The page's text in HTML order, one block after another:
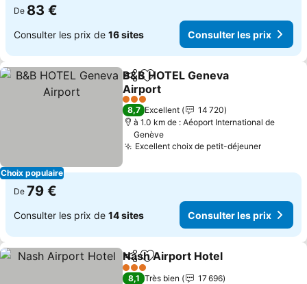
De 83 €
Consulter les prix de 16 sites Consulter les prix
Choix populaire
PartagerAjouter à mes favoris
B&B HOTEL Geneva
Airport
3 Étoiles
8,7 Excellent
14 720
à 1.0 km de : Aéoport International de
Genève
Excellent choix de petit-déjeuner
De 79 €
Consulter les prix de 14 sites Consulter les prix
PartagerAjouter à mes favoris
Nash Airport Hotel
3 Étoiles
8,1 Très bien
17 696